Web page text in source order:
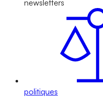
newsletters
politiques